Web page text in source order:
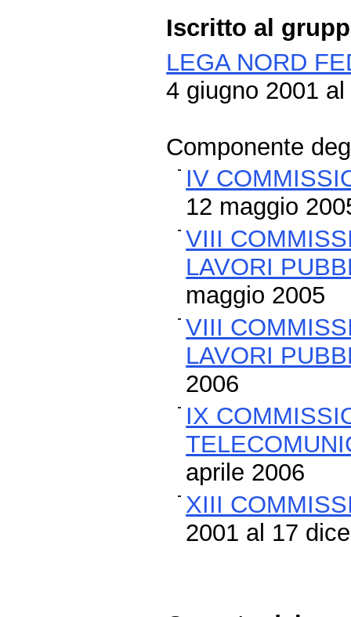
Iscritto al
LEGA NORD
4 giugno 2001
Componente
IV
12 maggio
VIII
LAVORI
maggio 2005
VIII
LAVORI
2006
IX
aprile 2006
XIII
2001 al 17